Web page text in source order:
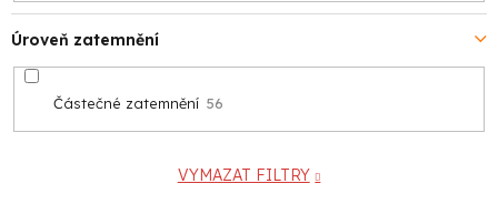
Úroveň zatemnění
Částečné zatemnění 56
VYMAZAT FILTRY